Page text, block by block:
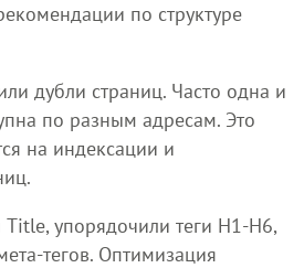
по структуре
дубли страниц. Часто одна и
по разным адресам. Это
на индексации и
упорядочили теги H1-H6,
тегов. Оптимизация